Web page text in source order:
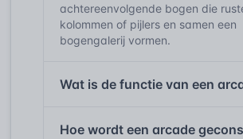
achtereenvolgende bogen die
kolommen of pijlers en samen een
bogengalerij vormen.
Wat is de functie van een
Hoe wordt een arcade